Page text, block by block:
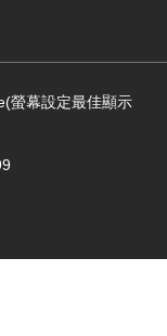
螢幕設定最佳顯示